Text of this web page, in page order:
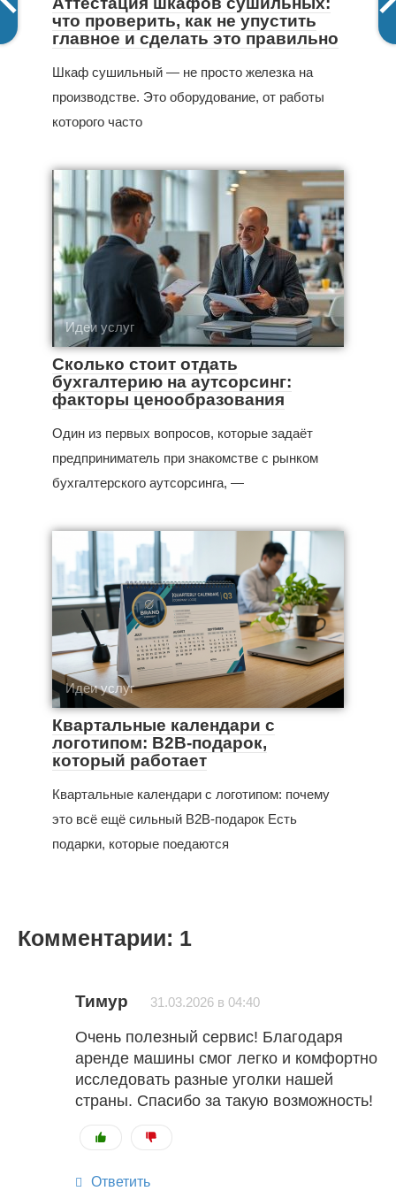
что проверить, как не упустить
главное и сделать это правильно
Шкаф сушильный — не просто железка на
производстве. Это оборудование, от работы
которого часто
Идеи услуг
Сколько стоит отдать
бухгалтерию на аутсорсинг:
факторы ценообразования
Один из первых вопросов, которые задаёт
предприниматель при знакомстве с рынком
бухгалтерского аутсорсинга, —
Идеи услуг
Квартальные календари с
логотипом: B2B-подарок,
который работает
Квартальные календари с логотипом: почему
это всё ещё сильный B2B-подарок Есть
подарки, которые поедаются
Комментарии: 1
Тимур 31.03.2026 в 04:40
Очень полезный сервис! Благодаря
аренде машины смог легко и комфортно
исследовать разные уголки нашей
страны. Спасибо за такую возможность!
Ответить